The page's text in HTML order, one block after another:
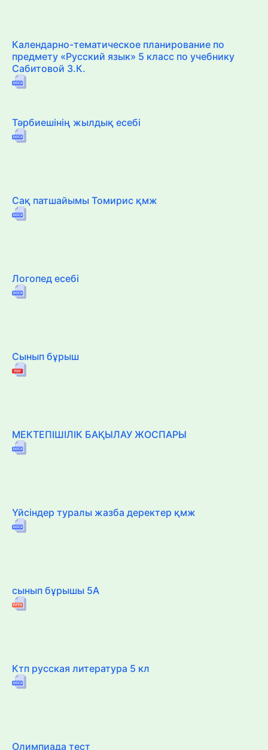
Календарно-тематическое планирование по
предмету «Русский язык» 5 класс по учебнику
Сабитовой З.К.
Тәрбиешінің жылдық есебі
Сақ патшайымы Томирис қмж
Логопед есебі
Сынып бұрыш
МЕКТЕПІШІЛІК БАҚЫЛАУ ЖОСПАРЫ
Үйсіндер туралы жазба деректер қмж
сынып бұрышы 5А
Ктп русская литература 5 кл
Олимпиада тест